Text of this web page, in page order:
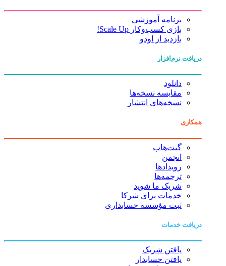
برنامه آموزشی
بازی کسب‌وکار Scale Up!
بازدید از اودو
دریافت نرم‌افزار
دانلود
مقایسه نسخه‌ها
نسخه‌های انتشار
همکاری
گیت‌هاب
انجمن
رویدادها
ترجمه‌ها
شریک ما شوید
خدمات برای شرکا
ثبت مؤسسه حسابداری
دریافت خدمات
یافتن شریک
یافتن حسابدار